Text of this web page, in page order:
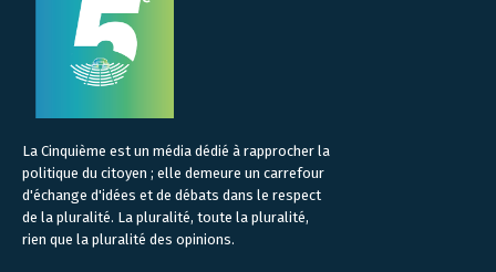
La Cinquième est un média dédié à rapprocher la
politique du citoyen ; elle demeure un carrefour
d'échange d'idées et de débats dans le respect
de la pluralité. La pluralité, toute la pluralité,
rien que la pluralité des opinions.